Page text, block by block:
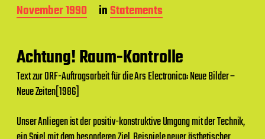
B
e
t
r
a
g
s
a
t
November 1990 inStatements
Achtung! Raum-Kontrolle
Text zur ORF-Auftragsarbeit für die Ars Electronica: Neue Bilder –
Neue Zeiten[1986]
Unser Anliegen ist der positiv-konstruktive Umgang mit der Technik,